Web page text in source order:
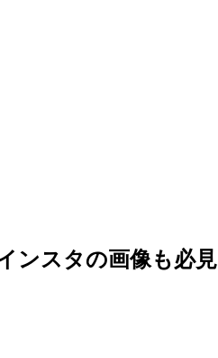
ンスタの画像も必見